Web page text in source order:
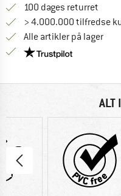
100 dages returret
> 4.000.000 tilfredse
Alle artikler på lager
Vi er
ALT